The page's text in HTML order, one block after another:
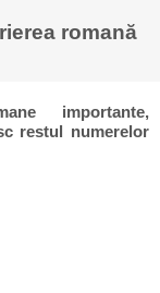
romană
importante,
restul numerelor